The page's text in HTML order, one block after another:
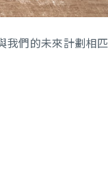
我們的未來計劃相匹